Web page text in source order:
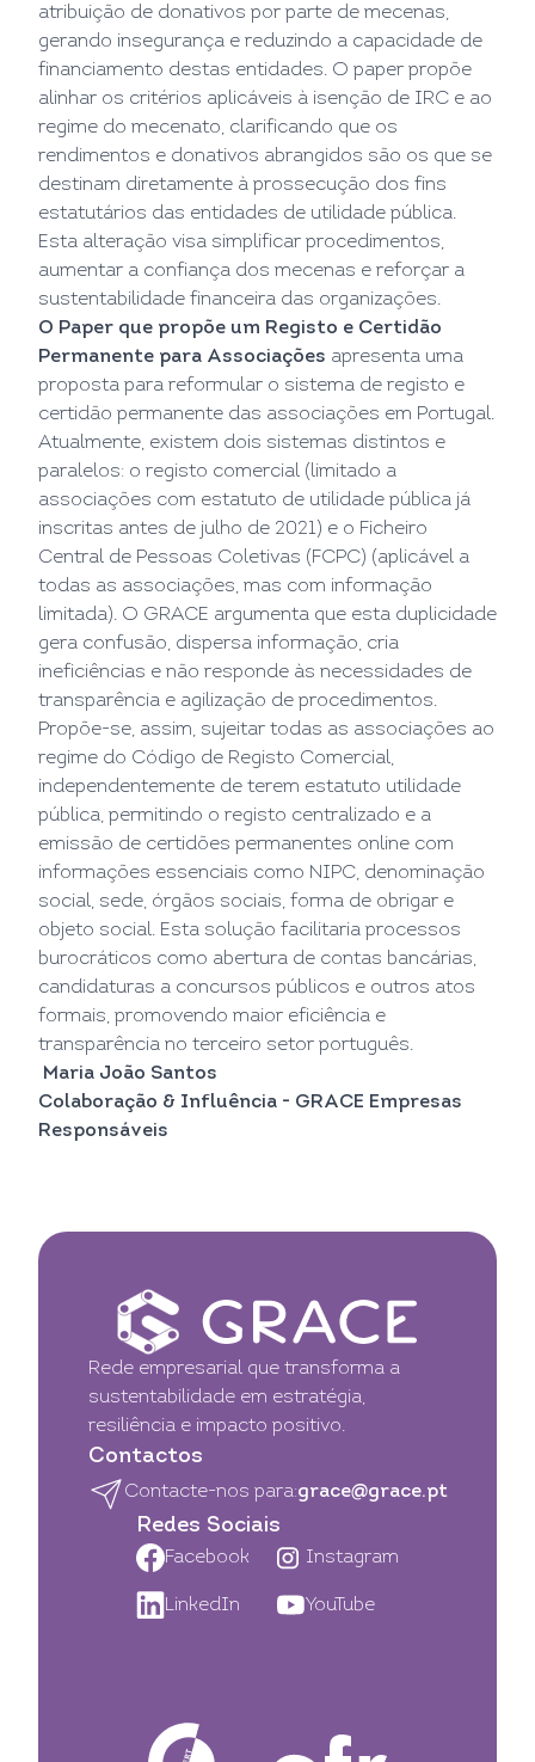
atribuição de donativos por parte de mecenas,
gerando insegurança e reduzindo a capacidade de
financiamento destas entidades. O paper propõe
alinhar os critérios aplicáveis à isenção de IRC e ao
regime do mecenato, clarificando que os
rendimentos e donativos abrangidos são os que se
destinam diretamente à prossecução dos fins
estatutários das entidades de utilidade pública.
Esta alteração visa simplificar procedimentos,
aumentar a confiança dos mecenas e reforçar a
sustentabilidade financeira das organizações.
O Paper que propõe um Registo e Certidão
Permanente para Associações apresenta uma
proposta para reformular o sistema de registo e
certidão permanente das associações em Portugal.
Atualmente, existem dois sistemas distintos e
paralelos: o registo comercial (limitado a
associações com estatuto de utilidade pública já
inscritas antes de julho de 2021) e o Ficheiro
Central de Pessoas Coletivas (FCPC) (aplicável a
todas as associações, mas com informação
limitada). O GRACE argumenta que esta duplicidade
gera confusão, dispersa informação, cria
ineficiências e não responde às necessidades de
transparência e agilização de procedimentos.
Propõe-se, assim, sujeitar todas as associações ao
regime do Código de Registo Comercial,
independentemente de terem estatuto utilidade
pública, permitindo o registo centralizado e a
emissão de certidões permanentes online com
informações essenciais como NIPC, denominação
social, sede, órgãos sociais, forma de obrigar e
objeto social. Esta solução facilitaria processos
burocráticos como abertura de contas bancárias,
candidaturas a concursos públicos e outros atos
formais, promovendo maior eficiência e
transparência no terceiro setor português.
Maria João Santos
Colaboração & Influência - GRACE Empresas
Responsáveis
Rede empresarial que transforma a
sustentabilidade em estratégia,
resiliência e impacto positivo.
Contactos
Contacte-nos para:grace@grace.pt
Redes Sociais
Facebook Instagram
LinkedIn YouTube